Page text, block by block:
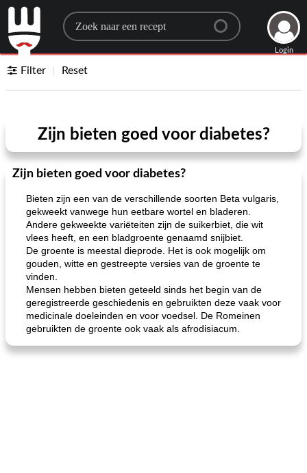
Search for a recipe
Login
Filter Reset
Zijn bieten goed voor diabetes?
Zijn bieten goed voor diabetes?
Bieten zijn een van de verschillende soorten Beta vulgaris,
gekweekt vanwege hun eetbare wortel en bladeren.
Andere gekweekte variëteiten zijn de suikerbiet, die wit
vlees heeft, en een bladgroente genaamd snijbiet.
De groente is meestal dieprode. Het is ook mogelijk om
gouden, witte en gestreepte versies van de groente te
vinden.
Mensen hebben bieten geteeld sinds het begin van de
geregistreerde geschiedenis en gebruikten deze vaak voor
medicinale doeleinden en voor voedsel. De Romeinen
gebruikten de groente ook vaak als afrodisiacum.